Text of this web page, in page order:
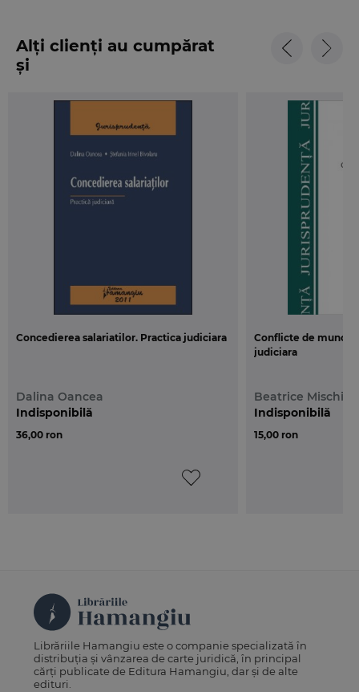
Alți clienți au cumpărat
și
Concedierea salariatilor. Practica judiciara
Dalina Oancea
36,00 ron
Indisponibilă
Conflicte de munca.
judiciara
Beatrice Mischie
15,00 ron
Indisponibilă
Librăriile Hamangiu este o companie specializată în
distribuția și vânzarea de carte juridică, în principal
cărți publicate de Editura Hamangiu, dar și de alte
edituri.